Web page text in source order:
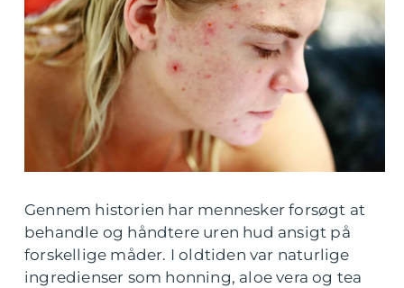
Gennem historien har mennesker forsøgt at
behandle og håndtere uren hud ansigt på
forskellige måder. I oldtiden var naturlige
ingredienser som honning, aloe vera og tea